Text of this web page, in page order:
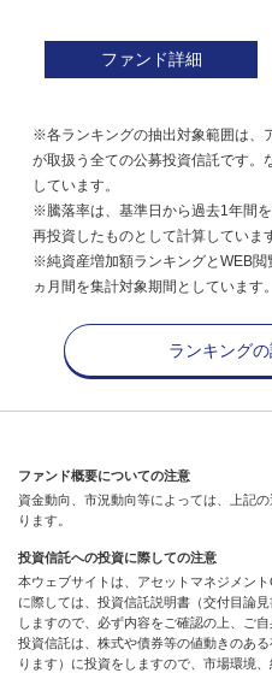
ファンド詳細
※各ランキングの抽出対象範囲は、
が取扱う全ての公募投資信託です。
しています。
※騰落率は、基準日から過去1年間
再投資したものとして計算していま
※純資産増加額ランキングとWEB
ヵ月間を集計対象期間としています。
ランキング
ファンド概要についての注意
資金動向、市況動向等によっては、上記
ります。
投資信託への投資に際しての注意
本ウェブサイトは、アセットマネジメン
に際しては、投資信託説明書（交付目論
しますので、必ず内容をご確認の上、ご自
投資信託は、株式や債券等の値動きのあ
ります）に投資をしますので、市場環境